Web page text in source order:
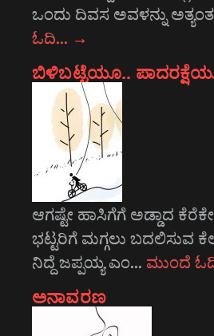
ಒಂದು ದಿವಸ ಅವಳನ್ನು
ಓದಿ… →
ಬಿಳಿಬಟ್ಟೆಯೂ..
ಆಗಷ್ಟೇ ಹಾಸಿಗೆಗೆ ಅಡ್ಡಾದ
ಭಟ್ಟರಿಗೆ ಮಗ್ಗಲು ಬದಲಿಸುವ
ನಿದ್ದೆ ಜಪ್ಪಯ್ಯ ಎಂ… ಮುಂದೆ
ಅನಾವರಣ